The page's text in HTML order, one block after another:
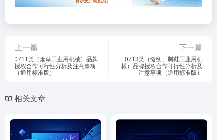
上一篇
0711类（烟草工业用机械）品牌
授权合作可行性分析及注意事项
（通用标准版）
下一篇
0713类（缝纫、制鞋工业用机
械）品牌授权合作可行性分析及
注意事项（通用标准版）
相关文章